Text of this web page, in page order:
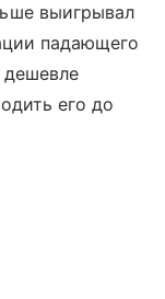
выигрывал
падающего
дешевле
его до